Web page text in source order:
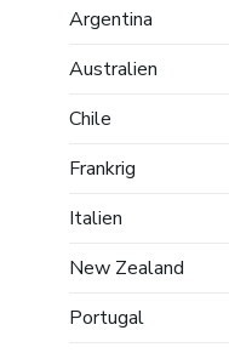
Argentina
Australien
Chile
Frankrig
Italien
New Zealand
Portugal